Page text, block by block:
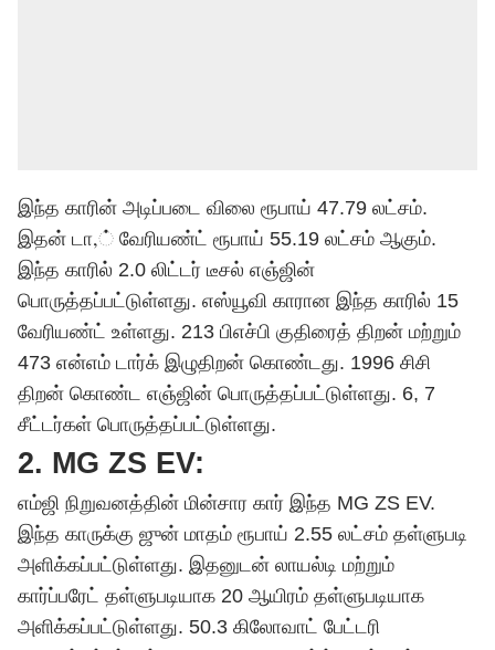
இந்த காரின் அடிப்படை விலை ரூபாய் 47.79 லட்சம்.
இதன் டா,் வேரியண்ட் ரூபாய் 55.19 லட்சம் ஆகும்.
இந்த காரில் 2.0 லிட்டர் டீசல் எஞ்ஜின்
பொருத்தப்பட்டுள்ளது. எஸ்யூவி காரான இந்த காரில் 15
வேரியண்ட் உள்ளது. 213 பிஎச்பி குதிரைத் திறன் மற்றும்
473 என்எம் டார்க் இழுதிறன் கொண்டது. 1996 சிசி
திறன் கொண்ட எஞ்ஜின் பொருத்தப்பட்டுள்ளது. 6, 7
சீட்டர்கள் பொருத்தப்பட்டுள்ளது.
2. MG ZS EV:
எம்ஜி நிறுவனத்தின் மின்சார கார் இந்த MG ZS EV.
இந்த காருக்கு ஜுன் மாதம் ரூபாய் 2.55 லட்சம் தள்ளுபடி
அளிக்கப்பட்டுள்ளது. இதனுடன் லாயல்டி மற்றும்
கார்ப்பரேட் தள்ளுபடியாக 20 ஆயிரம் தள்ளுபடியாக
அளிக்கப்பட்டுள்ளது. 50.3 கிலோவாட் பேட்டரி